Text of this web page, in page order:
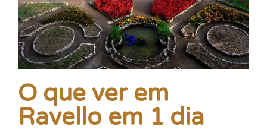
O que ver em
Ravello em 1 dia